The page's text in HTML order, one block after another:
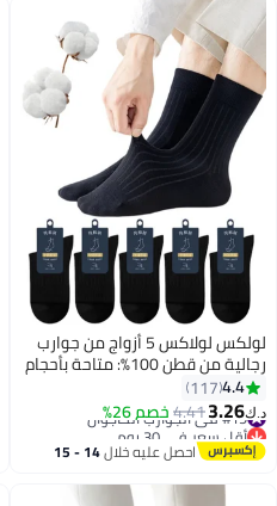
لولكس لولاكس 5 أزواج من جوارب
رجالية من قطن 100%: متاحة بأحجام
عادية وسمك عادي، 5 أزواج في كل
عبوة، تتميز بخطوط عمودية أنيقة
باللون الأسود النقي، مثالية لل着
يوميًّا والألعاب الرياضية والمواقف
المريحة.
4.4
117
د.ك‏3.26
4.41خصم 26% #19 في الجوارب الكاجوال
أقل سعر في 30 يوم
#19 في الجوارب الكاجوال احصل عليه خلال 14 - 15
اغسطس